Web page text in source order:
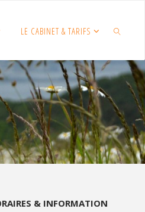
LE CABINET & TARIFS
SEARCH
& INFORMATION